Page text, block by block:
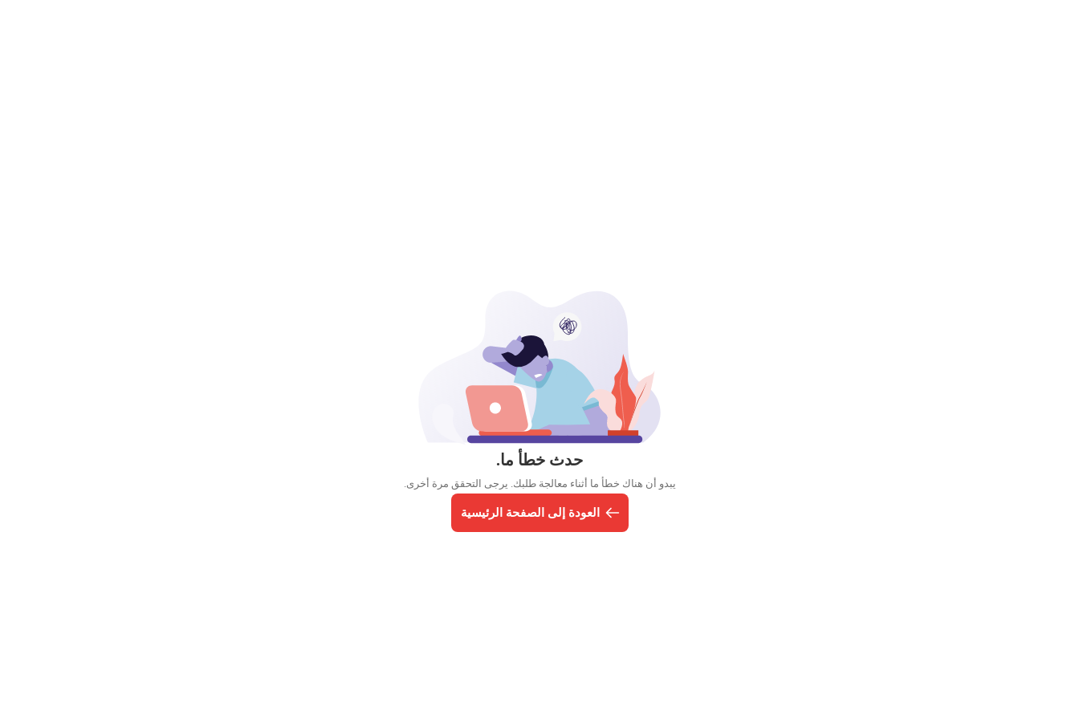
حدث خطأ ما.
يبدو أن هناك خطأ ما أثناء معالجة طلبك. يرجى التحقق مرة أخرى.
العودة إلى الصفحة الرئيسية